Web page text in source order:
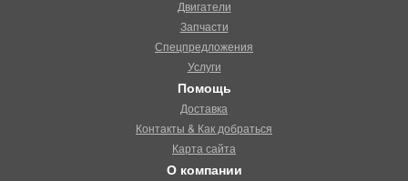
Двигатели
Запчасти
Спецпредложения
Услуги
Помощь
Доставка
Контакты & Как добраться
Карта сайта
О компании